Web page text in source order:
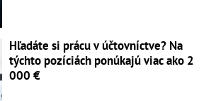
Hľadáte si prácu v účtovníctve? Na
týchto pozíciách ponúkajú viac ako 2
000 €